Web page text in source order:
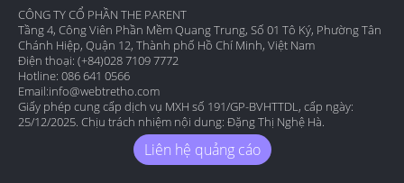
CÔNG TY CỔ PHẦN THE PARENT
Tầng 4, Công Viên Phần Mềm Quang Trung, Số 01 Tô Ký, Phường Tân
Chánh Hiệp, Quận 12, Thành phố Hồ Chí Minh, Việt Nam
Điện thoại: (+84)028 7109 7772
Hotline: 086 641 0566
Email:info@webtretho.com
Giấy phép cung cấp dịch vụ MXH số 191/GP-BVHTTDL, cấp ngày:
25/12/2025. Chịu trách nhiệm nội dung: Đặng Thị Nghệ Hà.
Liên hệ quảng cáo